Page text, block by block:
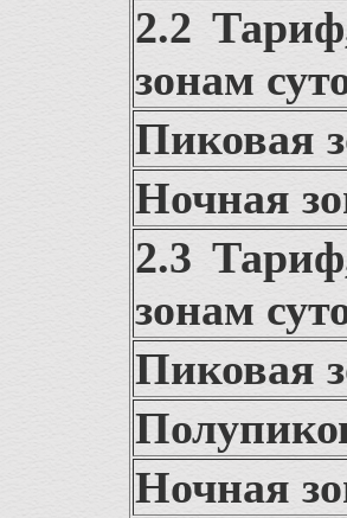
2.2
зонам
Пиковая
Ночная
2.3
зонам
Пиковая
Ночная